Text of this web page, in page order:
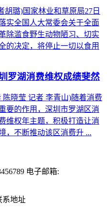
胡璐)国家林业和草原局27日
实全国人大常委会关于全面
除滥食野生动物陋习、切实
的决定，将停止一切以食用
罗湖消费维权成绩斐然
晓莹 记者 李青山)随着消费
要的作用，深圳市罗湖区消
维权年主题，积极打造让消
，不断推动该区消费升 ...
电子邮箱:
系地址